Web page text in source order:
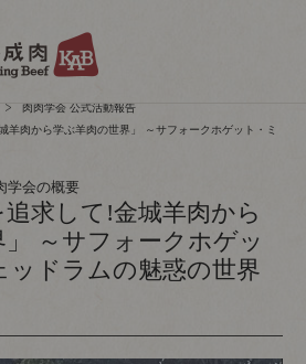
肉肉学会 公式活動報告
羊肉から学ぶ羊肉の世界」 ～サフォークホゲット・ミ
学会の概要
追求して!金城羊肉から
～サフォークホゲッ
ッドラムの魅惑の世界